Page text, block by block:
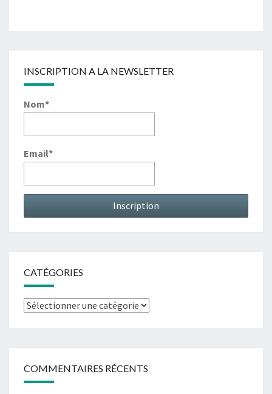
INSCRIPTION A LA NEWSLETTER
Nom*
Email*
CATÉGORIES
Catégories
COMMENTAIRES RÉCENTS